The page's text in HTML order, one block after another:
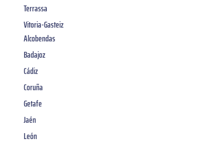
Terrassa
Vitoria-Gasteiz
Alcobendas
Badajoz
Cádiz
Coruña
Getafe
Jaén
León